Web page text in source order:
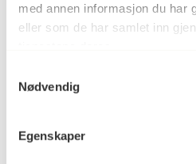
med annen informasjon du har
eller som de har samlet inn
Nødvendig
Egenskaper
Teknikk og
Oljemaling